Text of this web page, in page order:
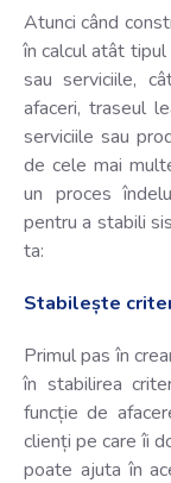
Atunci când
în calcul atât
sau serviciile,
afaceri, traseul
serviciile sau
de cele mai
un proces
pentru a stabili
ta:
Stabilește
Primul pas în
în stabilirea
funcție de
clienți pe care îi
poate ajuta în